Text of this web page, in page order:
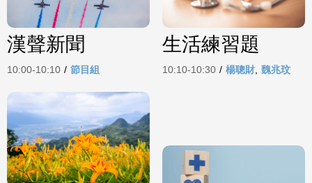
漢聲新聞
10:00-10:10 / 節目組
生活練習題
10:10-10:30 / 楊聰財, 魏兆玟